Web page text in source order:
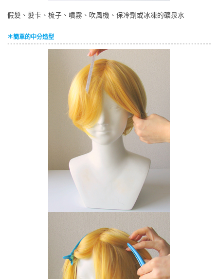
假髮、髮卡、梳子、噴霧、吹風機、保冷劑或冰凍的礦泉水
＊簡單的中分造型